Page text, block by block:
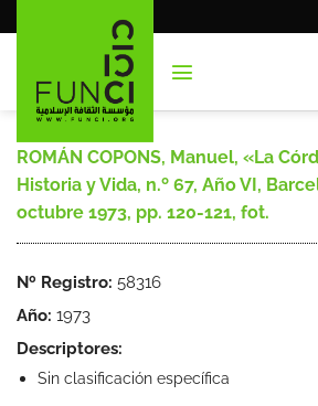
al
ROMÁN COPONS, Manuel, «La
Historia y Vida, n.º 67, Año VI,
octubre 1973, pp. 120-121, fot.
Nº Registro: 58316
Año: 1973
Descriptores:
Sin clasificación específica